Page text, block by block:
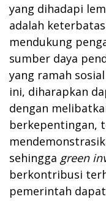
yang dihadapi
adalah
mendukung
sumber daya
yang ramah
ini, diharapkan
dengan
berkepentingan,
sehingga green
berkontribusi
pemerintah